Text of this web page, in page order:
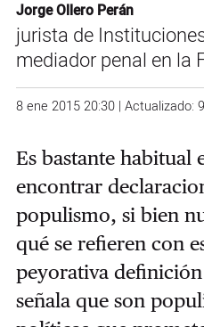
Jorge Ollero Perán
jurista de
mediador penal en la
8 ene 2015 20:30 | Actualizado:
Es bastante habitual
encontrar
populismo, si bien
qué se refieren con
peyorativa
señala que son